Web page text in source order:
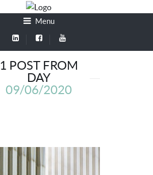
Menu
1 POST FROM
DAY
09/06/2020